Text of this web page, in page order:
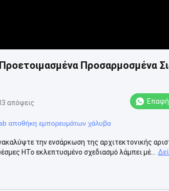
Προσαρμοσμένα
απόψεις
αποθήκη εμπορευμάτων χάλυβα
την ενσάρκωση της αρχιτεκτονικής
HΤο εκλεπτυσμένο σχεδιασμό λάμπει μέ...